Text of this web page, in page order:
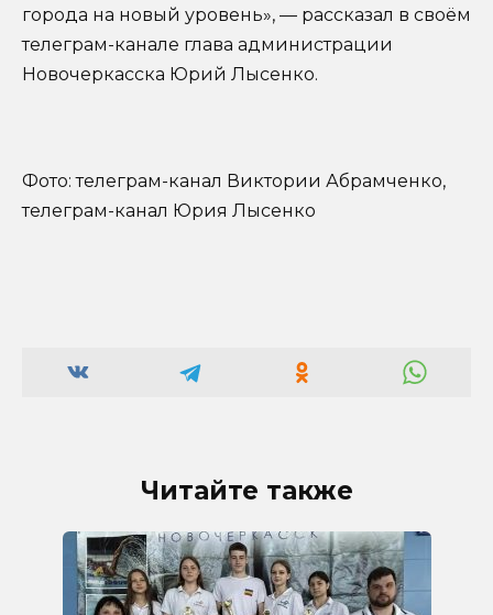
города на новый уровень», — рассказал в своём
телеграм-канале глава администрации
Новочеркасска Юрий Лысенко.
Фото: телеграм-канал Виктории Абрамченко,
телеграм-канал Юрия Лысенко
Читайте также